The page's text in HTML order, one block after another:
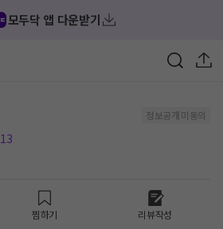
모두닥 앱 다운받기
정보공개 미동의
13
찜하기 리뷰작성